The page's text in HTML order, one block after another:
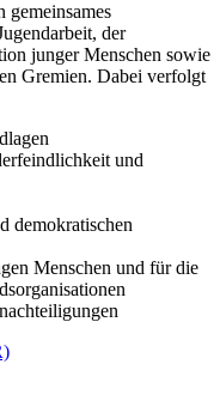
gemeinsames
der
junger Menschen sowie
Gremien. Dabei verfolgt
und
demokratischen
Menschen und für die